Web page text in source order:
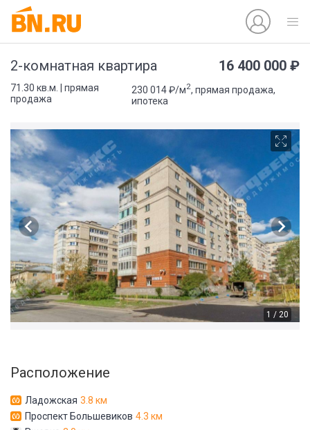
2-комнатная квартира 16 400 000 ₽
71.30 кв.м. | прямая
продажа
230 014 ₽/м2, прямая продажа,
ипотека
1 / 20
Расположение
Ладожская 3.8 км
Проспект Большевиков 4.3 км